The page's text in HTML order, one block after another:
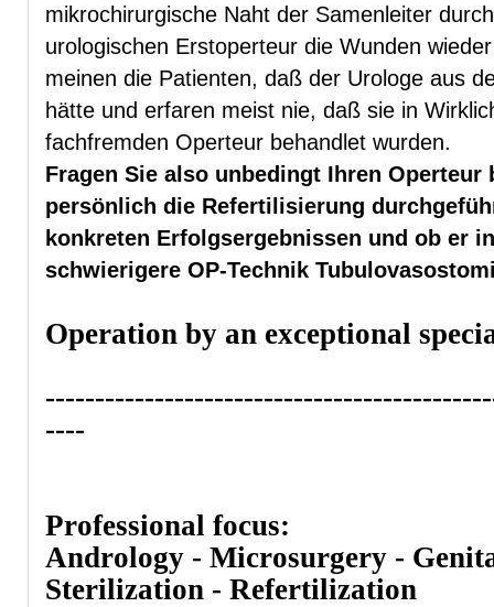
mikrochirurgische Naht der Samenleiter
urologischen Erstoperteur die Wunden
meinen die Patienten, daß der Urologe aus
hätte und erfaren meist nie, daß sie in
fachfremden Operteur behandlet wurden.
Fragen Sie also unbedingt Ihren Operteur
persönlich die Refertilisierung
konkreten Erfolgsergebnissen und ob er
schwierigere OP-Technik
Operation by an exceptional
----
Professional focus:
Andrology - Microsurgery -
Sterilization - Refertilization